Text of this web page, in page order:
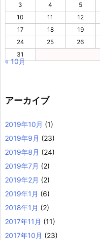
3
4 5
10
11 12
17
18 19
24
25 26
31
« 10月
アーカイブ
2019年10月 (1)
2019年9月 (23)
2019年8月 (24)
2019年7月 (2)
2019年2月 (2)
2019年1月 (6)
2018年1月 (2)
2017年11月 (11)
2017年10月 (23)